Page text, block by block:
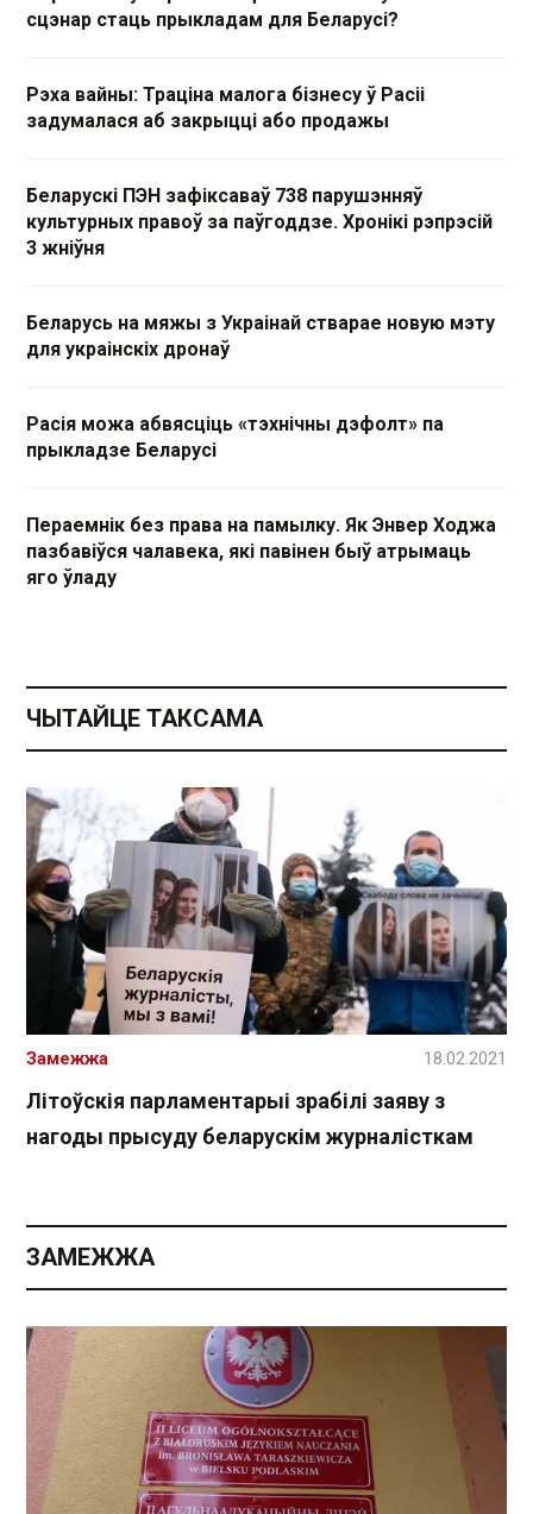
сцэнар стаць прыкладам для Беларусі?
Рэха вайны: Траціна малога бізнесу ў Расіі
задумалася аб закрыцці або продажы
Беларускі ПЭН зафіксаваў 738 парушэнняў
культурных правоў за паўгоддзе. Хронікі рэпрэсій
3 жніўня
Беларусь на мяжы з Украінай стварае новую мэту
для украінскіх дронаў
Расія можа абвясціць «тэхнічны дэфолт» па
прыкладзе Беларусі
Пераемнік без права на памылку. Як Энвер Ходжа
пазбавіўся чалавека, які павінен быў атрымаць
яго ўладу
ЧЫТАЙЦЕ ТАКСАМА
Літоўскія парламентарыі зрабілі заяву з
нагоды прысуду беларускім журналісткам
Замежжа 18.02.2021
ЗАМЕЖЖА